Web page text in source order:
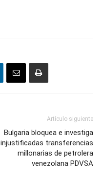
Artículo siguiente
Bulgaria bloquea e investiga
injustificadas transferencias
millonarias de petrolera
venezolana PDVSA